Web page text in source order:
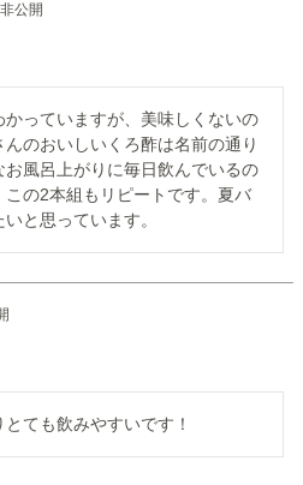
非公開
っていますが、美味しくないの
のおいしいくろ酢は名前の通り
風呂上がりに毎日飲んでいるの
の2本組もリピートです。夏バ
と思っています。
ても飲みやすいです！